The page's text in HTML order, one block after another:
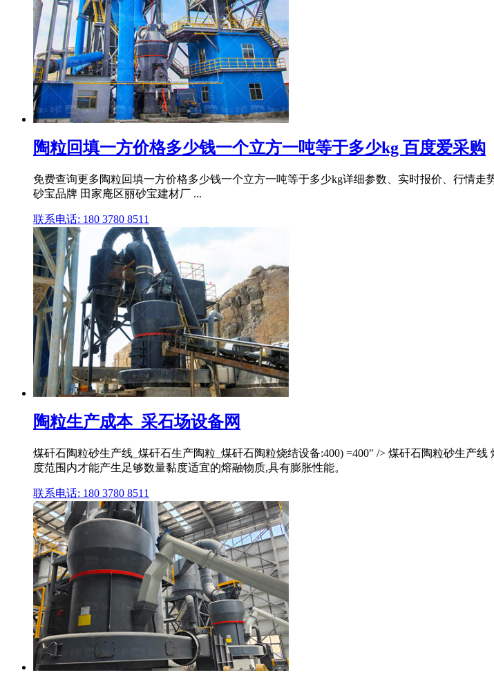
陶粒回填一方价格多少钱一个立方一吨等于多少kg 百度爱采购
免费查询更多陶粒回填一方价格多少钱一个立方一吨等于多少kg详细参数、实时报价、行情
砂宝品牌 田家庵区丽砂宝建材厂 ...
联系电话: 180 3780 8511
陶粒生产成本_采石场设备网
煤矸石陶粒砂生产线_煤矸石生产陶粒_煤矸石陶粒烧结设备:400) =400" /> 煤矸石陶粒砂生产
度范围内才能产生足够数量黏度适宜的熔融物质,具有膨胀性能。
联系电话: 180 3780 8511